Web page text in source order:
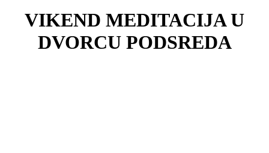
VIKEND MEDITACIJA U
DVORCU PODSREDA